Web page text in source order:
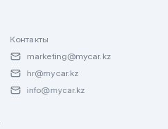
Контакты
marketing@mycar.kz
hr@mycar.kz
info@mycar.kz